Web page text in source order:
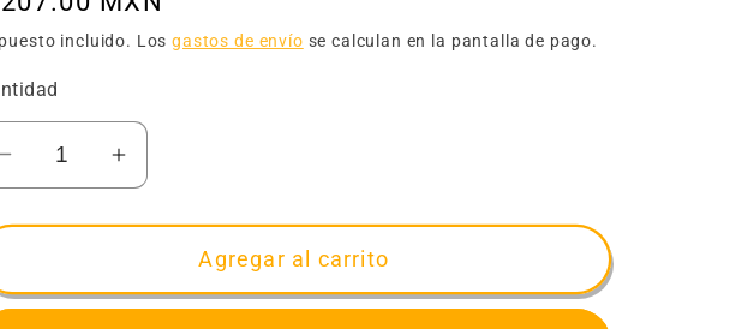
incluido. Losgastos de envío se calculan en la pantalla de pago.
Reducir
cantidad
para
de
Aumentar
cantidad
para
Señalamiento
de
Agregar al carrito